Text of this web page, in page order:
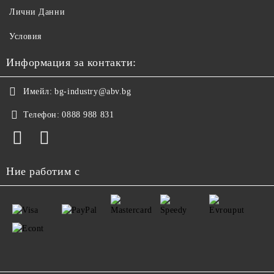
Лични Данни
Условия
Информация за контакти:
Имейл: bg-industry@abv.bg
Телефон: 0888 988 831
Ние работим с